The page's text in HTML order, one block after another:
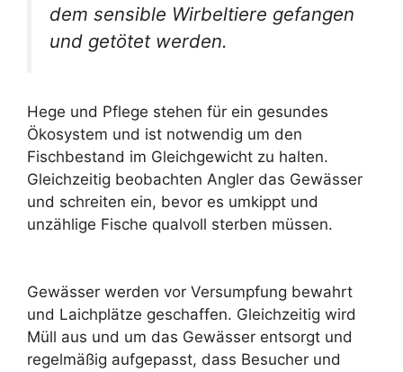
dem sensible Wirbeltiere gefangen
und getötet werden.
Hege und Pflege stehen für ein gesundes
Ökosystem und ist notwendig um den
Fischbestand im Gleichgewicht zu halten.
Gleichzeitig beobachten Angler das Gewässer
und schreiten ein, bevor es umkippt und
unzählige Fische qualvoll sterben müssen.
Gewässer werden vor Versumpfung bewahrt
und Laichplätze geschaffen. Gleichzeitig wird
Müll aus und um das Gewässer entsorgt und
regelmäßig aufgepasst, dass Besucher und